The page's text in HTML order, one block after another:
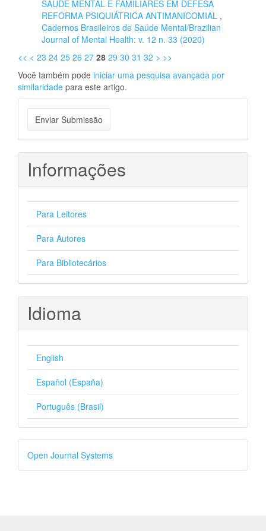
SAÚDE MENTAL E FAMILIARES EM DEFESA
REFORMA PSIQUIÁTRICA ANTIMANICOMIAL ,
Cadernos Brasileiros de Saúde Mental/Brazilian
Journal of Mental Health: v. 12 n. 33 (2020)
<< < 23 24 25 26 27 28 29 30 31 32 > >>
Você também pode iniciar uma pesquisa avançada por
similaridade para este artigo.
Enviar
Submissão
Enviar Submissão
Informações
Para Leitores
Para Autores
Para Bibliotecários
Idioma
English
Español (España)
Português (Brasil)
Desenvolvido
por
Open Journal Systems